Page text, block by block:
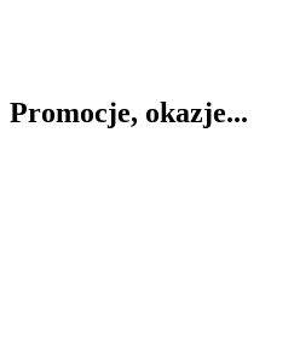
Promocje, okazje...